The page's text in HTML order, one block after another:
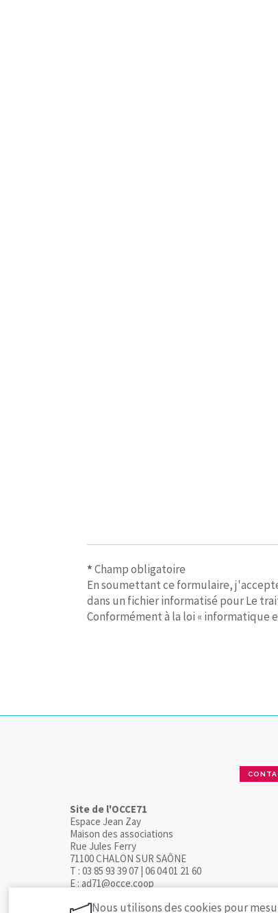
*Champ obligatoire
En soumettant ce formulaire,
dans un fichier informatisé pour Le
Conformément à la loi « informatique
Site de l'OCCE71
Espace Jean Zay
Maison des associations
Rue Jules Ferry
71100 CHALON SUR SAÔNE
T : 03 85 93 39 07 | 06 04 01 21 60
E : ad71@occe.coop
Nous utilisons des cookies pour